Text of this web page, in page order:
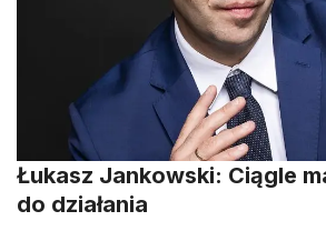
Łukasz Jankowski: Ciągle
do działania